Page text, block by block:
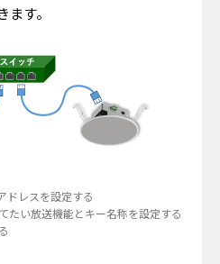
す。
ドレスを設定する
たい放送機能とキー名称を設定する